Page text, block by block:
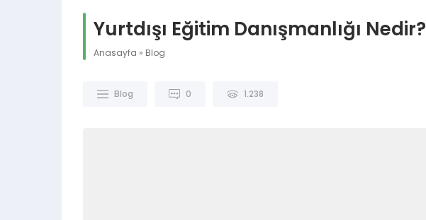
Yurtdışı Eğitim Danışmanlığı Nedir?
Anasayfa » Blog
Blog 0 1.238